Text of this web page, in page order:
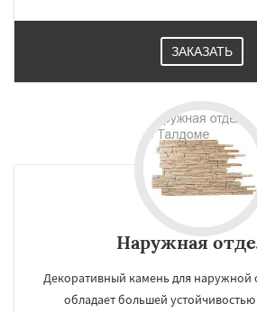
ЗАКАЗАТЬ
Наружная
Декоративный камень для наружной
обладает большей